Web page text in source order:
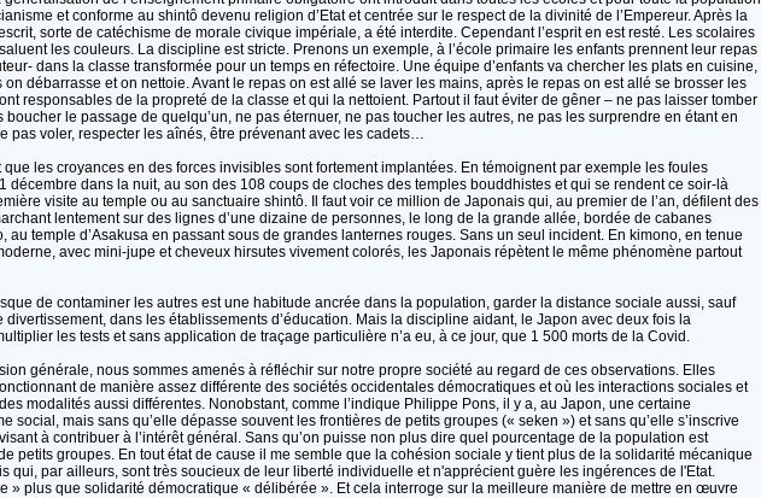
et conforme au shintô devenu religion d’Etat et centrée sur le respect de la divinité de l’Empereur. Après la
sorte de catéchisme de morale civique impériale, a été interdite. Cependant l’esprit en est resté. Les scolaires
les couleurs. La discipline est stricte. Prenons un exemple, à l’école primaire les enfants prennent leur repas
dans la classe transformée pour un temps en réfectoire. Une équipe d’enfants va chercher les plats en cuisine,
débarrasse et on nettoie. Avant le repas on est allé se laver les mains, après le repas on est allé se brosser les
responsables de la propreté de la classe et qui la nettoient. Partout il faut éviter de gêner – ne pas laisser tomber
le passage de quelqu’un, ne pas éternuer, ne pas toucher les autres, ne pas les surprendre en étant en
pas voler, respecter les aînés, être prévenant avec les cadets…
que les croyances en des forces invisibles sont fortement implantées. En témoignent par exemple les foules
décembre dans la nuit, au son des 108 coups de cloches des temples bouddhistes et qui se rendent ce soir-là
visite au temple ou au sanctuaire shintô. Il faut voir ce million de Japonais qui, au premier de l’an, défilent des
lentement sur des lignes d’une dizaine de personnes, le long de la grande allée, bordée de cabanes
au temple d’Asakusa en passant sous de grandes lanternes rouges. Sans un seul incident. En kimono, en tenue
avec mini-jupe et cheveux hirsutes vivement colorés, les Japonais répètent le même phénomène partout
de contaminer les autres est une habitude ancrée dans la population, garder la distance sociale aussi, sauf
dans les établissements d’éducation. Mais la discipline aidant, le Japon avec deux fois la
les tests et sans application de traçage particulière n’a eu, à ce jour, que 1 500 morts de la Covid.
générale, nous sommes amenés à réfléchir sur notre propre société au regard de ces observations. Elles
de manière assez différente des sociétés occidentales démocratiques et où les interactions sociales et
modalités aussi différentes. Nonobstant, comme l’indique Philippe Pons, il y a, au Japon, une certaine
social, mais sans qu’elle dépasse souvent les frontières de petits groupes (« seken ») et sans qu’elle s’inscrive
à contribuer à l’intérêt général. Sans qu’on puisse non plus dire quel pourcentage de la population est
petits groupes. En tout état de cause il me semble que la cohésion sociale y tient plus de la solidarité mécanique
qui, par ailleurs, sont très soucieux de leur liberté individuelle et n'apprécient guère les ingérences de l'Etat.
» plus que solidarité démocratique « délibérée ». Et cela interroge sur la meilleure manière de mettre en œuvre